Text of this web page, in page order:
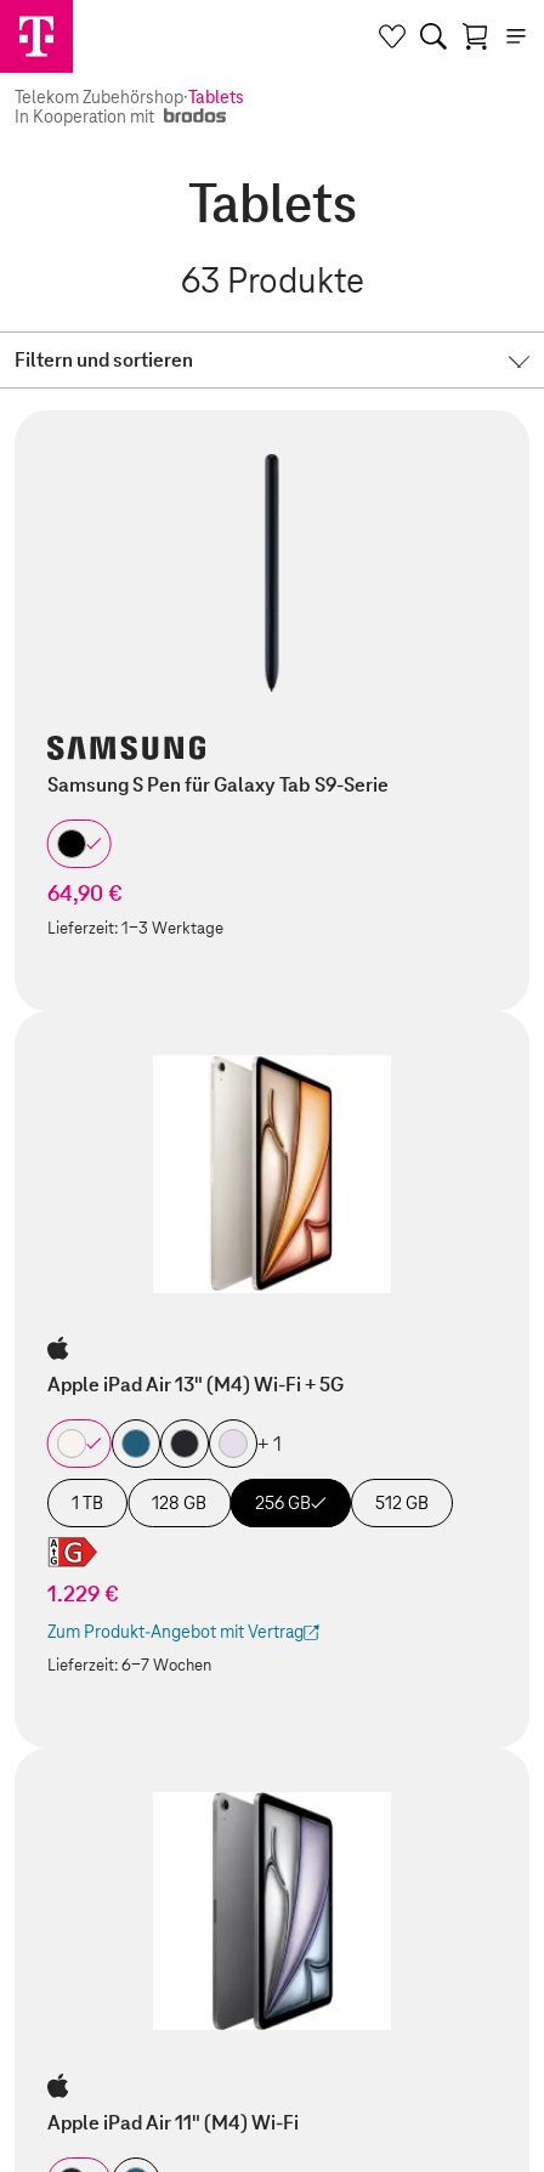
Telekom Zubehörshop·Tablets
In Kooperation mit
Tablets
63 Produkte
Filtern und sortieren
Samsung S Pen für Galaxy Tab S9-Serie
64,90 €
Lieferzeit:1-3 Werktage
Apple iPad Air 13" (M4) Wi-Fi + 5G
+ 1
1 TB 128 GB 256 GB 512 GB
1.229 €
Zum Produkt-Angebot mit Vertrag
(Der Link wird in einem neuen Tab geöffnet)
Lieferzeit:6-7 Wochen
Apple iPad Air 11" (M4) Wi-Fi